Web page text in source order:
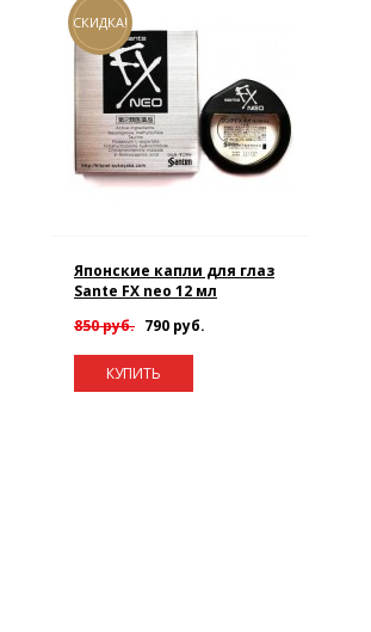
СКИДКА!
Японские капли для глаз
Sante FX neo 12 мл
850 руб. 790 руб.
КУПИТЬ